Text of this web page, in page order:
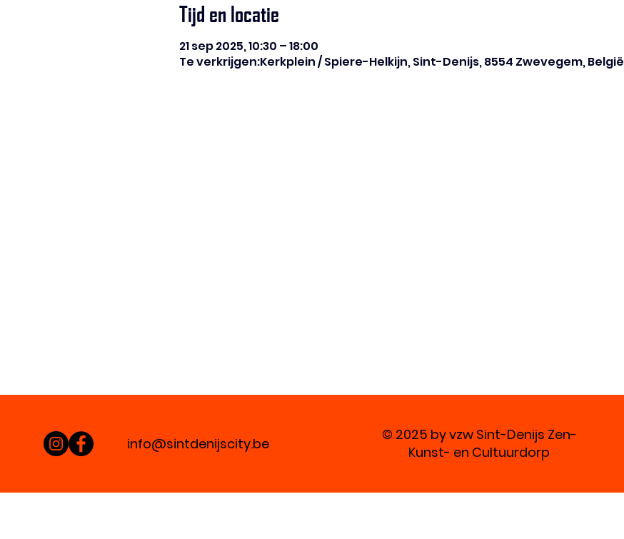
Tijd en locatie
21 sep 2025, 10:30 – 18:00
Te verkrijgen:Kerkplein / Spiere-Helkijn, Sint-Denijs, 8554 Zwevegem, België
info@sintdenijscity.be
© 2025 by vzw Sint-Denijs Zen-
Kunst- en Cultuurdorp